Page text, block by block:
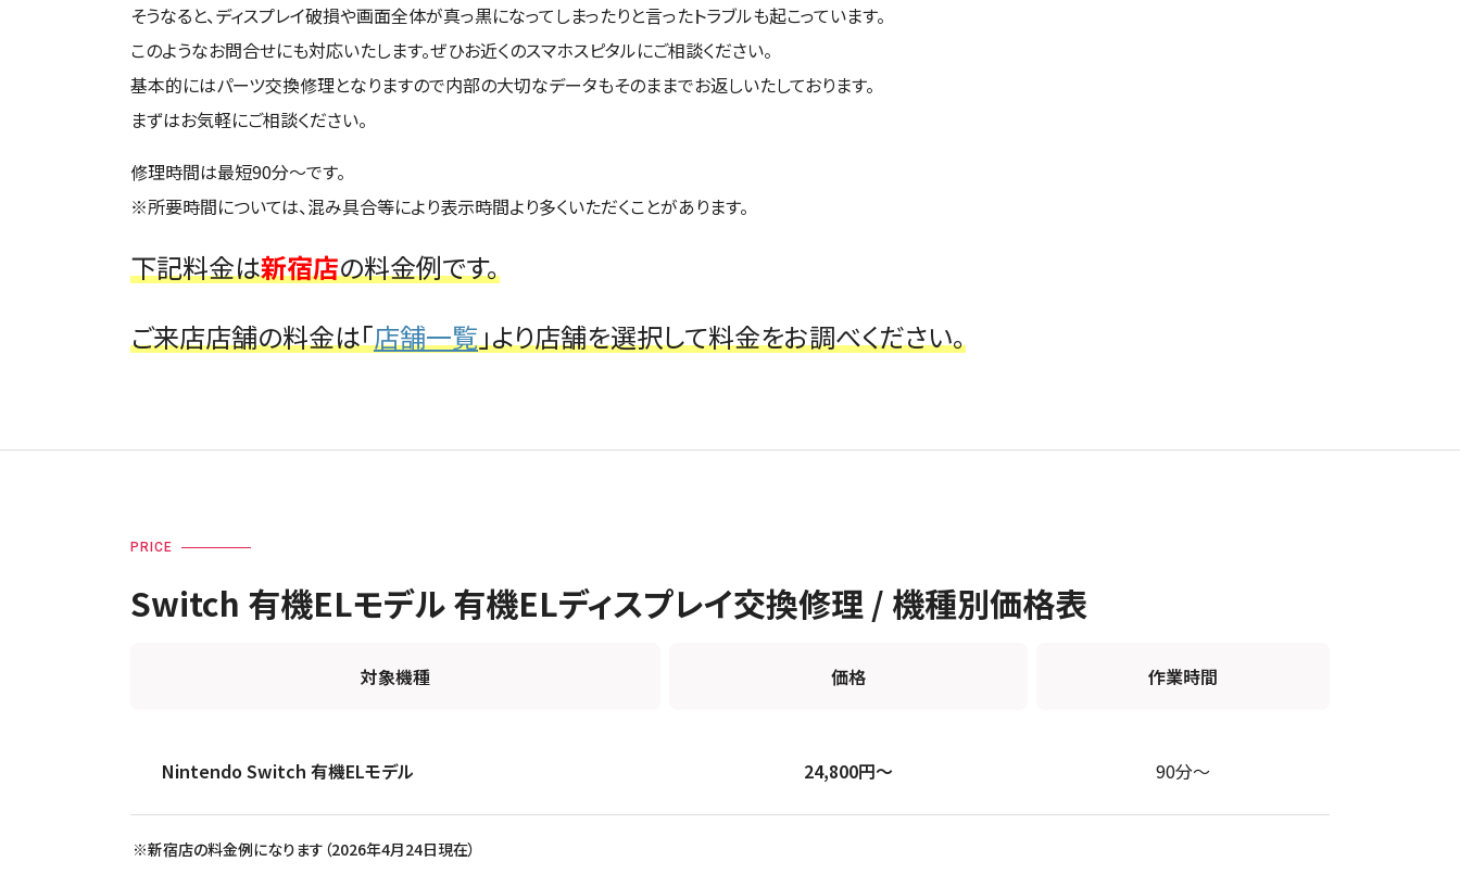
そうなると、ディスプレイ破損や画面全体が真っ黒になってしまったりと言ったトラブルも起こっています。
このようなお問合せにも対応いたします。ぜひお近くのスマホスピタルにご相談ください。
基本的にはパーツ交換修理となりますので内部の大切なデータもそのままでお返しいたしております。
まずはお気軽にご相談ください。
修理時間は最短90分～です。
※所要時間については、混み具合等により表示時間より多くいただくことがあります。
下記料金は新宿店の料金例です。
ご来店店舗の料金は「店舗一覧」より店舗を選択して料金をお調べください。
PRICE
Switch 有機ELモデル 有機ELディスプレイ交換修理 / 機種別価格表
対象機種 価格 作業時間
Nintendo Switch 有機ELモデル 24,800円〜 90分〜
※新宿店の料金例になります（2026年4月24日現在）